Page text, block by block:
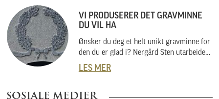
VI PRODUSERER DET GRAVMINNE
DU VIL HA
Ønsker du deg et helt unikt gravminne for
den du er glad i? Nergård Sten utarbeider
også helt unike gravminner i samarbeid
med kunder. Vi skal her forklare hvordan
om du har noe helt spesielt i tankene.
LES MER
SOSIALE MEDIER